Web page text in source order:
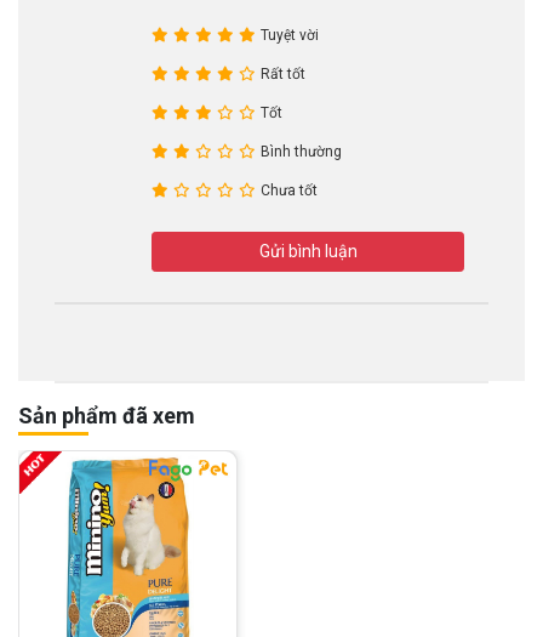
Tuyệt vời
Rất tốt
Tốt
Bình thường
Chưa tốt
Gửi bình luận
Sản phẩm đã xem